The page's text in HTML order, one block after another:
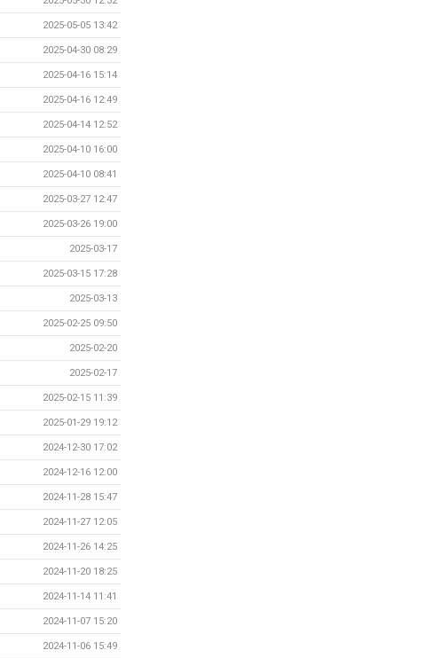
2025-05-05 13:42
2025-04-30 08:29
2025-04-16 15:14
2025-04-16 12:49
2025-04-14 12:52
2025-04-10 16:00
2025-04-10 08:41
2025-03-27 12:47
2025-03-26 19:00
2025-03-17
2025-03-15 17:28
2025-03-13
2025-02-25 09:50
2025-02-20
2025-02-17
2025-02-15 11:39
2025-01-29 19:12
2024-12-30 17:02
2024-12-16 12:00
2024-11-28 15:47
2024-11-27 12:05
2024-11-26 14:25
2024-11-20 18:25
2024-11-14 11:41
2024-11-07 15:20
2024-11-06 15:49